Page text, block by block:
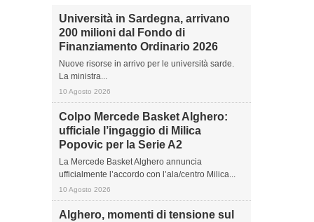
Università in Sardegna, arrivano
200 milioni dal Fondo di
Finanziamento Ordinario 2026
Nuove risorse in arrivo per le università sarde.
La ministra...
10 Agosto 2026
Colpo Mercede Basket Alghero:
ufficiale l’ingaggio di Milica
Popovic per la Serie A2
La Mercede Basket Alghero annuncia
ufficialmente l’accordo con l’ala/centro Milica...
10 Agosto 2026
Alghero, momenti di tensione sul